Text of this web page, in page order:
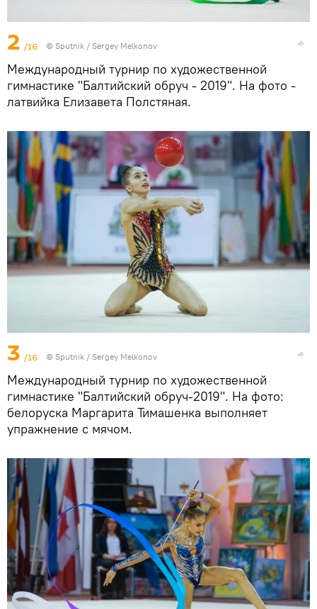
2 /16 © Sputnik / Sergey Melkonov
Международный турнир по художественной
гимнастике "Балтийский обруч - 2019". На фото -
латвийка Елизавета Полстяная.
3 /16 © Sputnik / Sergey Melkonov
Международный турнир по художественной
гимнастике "Балтийский обруч-2019". На фото:
белоруска Маргарита Тимашенка выполняет
упражнение с мячом.